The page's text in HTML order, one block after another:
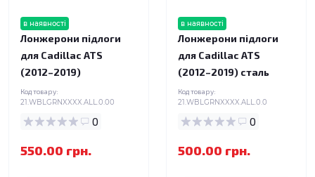
в наявності
Лонжерони підлоги
для Cadillac ATS
(2012–2019)
Код товару:
21.WBLGRNXXXX.ALL.0.00
0
550.00 грн.
в наявності
Лонжерони підлоги
для Cadillac ATS
(2012–2019) сталь
Код товару:
21.WBLGRNXXXX.ALL.0.0
0
500.00 грн.